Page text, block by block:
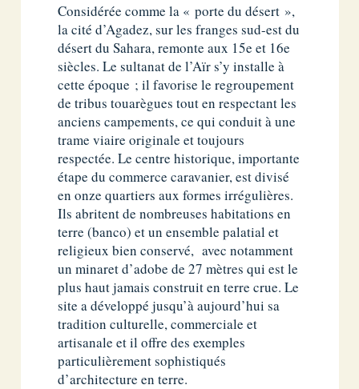
Considérée comme la « porte du désert »,
la cité d’Agadez, sur les franges sud-est du
désert du Sahara, remonte aux 15e et 16e
siècles. Le sultanat de l’Aïr s’y installe à
cette époque ; il favorise le regroupement
de tribus touarègues tout en respectant les
anciens campements, ce qui conduit à une
trame viaire originale et toujours
respectée. Le centre historique, importante
étape du commerce caravanier, est divisé
en onze quartiers aux formes irrégulières.
Ils abritent de nombreuses habitations en
terre (banco) et un ensemble palatial et
religieux bien conservé, avec notamment
un minaret d’adobe de 27 mètres qui est le
plus haut jamais construit en terre crue. Le
site a développé jusqu’à aujourd’hui sa
tradition culturelle, commerciale et
artisanale et il offre des exemples
particulièrement sophistiqués
d’architecture en terre.